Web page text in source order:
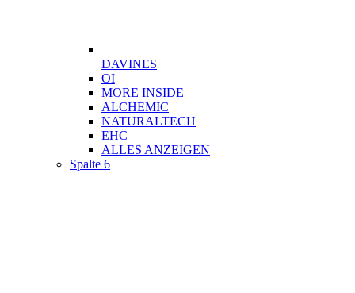
DAVINES
OI
MORE INSIDE
ALCHEMIC
NATURALTECH
EHC
ALLES ANZEIGEN
Spalte 6